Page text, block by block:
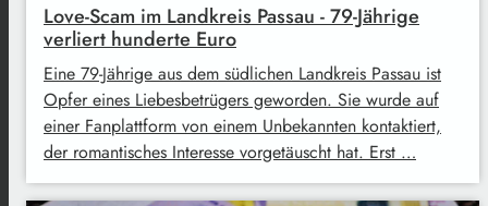
Love-Scam im Landkreis Passau - 79-Jährige
verliert hunderte Euro
Eine 79-Jährige aus dem südlichen Landkreis Passau ist
Opfer eines Liebesbetrügers geworden. Sie wurde auf
einer Fanplattform von einem Unbekannten kontaktiert,
der romantisches Interesse vorgetäuscht hat. Erst …